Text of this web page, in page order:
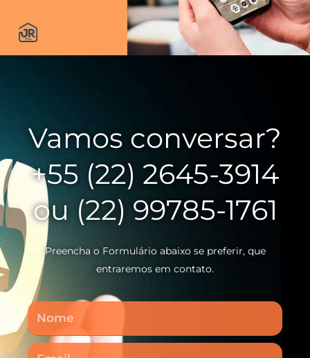
Vamos conversar?
+55 (22) 2645-3914
ou (22) 99785-1761
Preencha o Formulário abaixo se preferir, que
entraremos em contato.
Nome
Email